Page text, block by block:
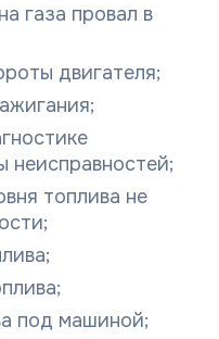
газа провал в
двигателя;
неисправностей;
топлива не
под машиной;